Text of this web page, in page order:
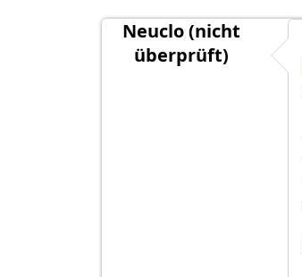
Neuclo (nicht
überprüft)